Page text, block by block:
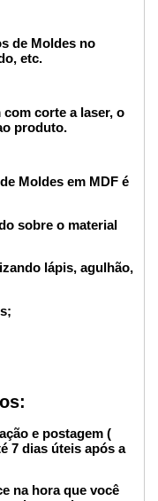
de Moldes no
etc.
corte a laser, o
produto.
Moldes em MDF é
sobre o material
lápis, agulhão,
e postagem (
7 dias úteis após a
na hora que você